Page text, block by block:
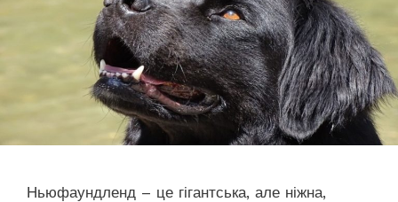
Ньюфаундленд – це гігантська, але ніжна,